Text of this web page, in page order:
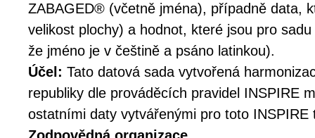
ZABAGED® (včetně jména), případně data,
velikost plochy) a hodnot, které jsou pro
že jméno je v češtině a psáno latinkou).
Účel: Tato datová sada vytvořená
republiky dle prováděcích pravidel INSPIRE
ostatními daty vytvářenými pro toto INSPIRE